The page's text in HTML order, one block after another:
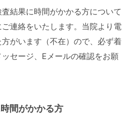
結果に時間がかかる方について
連絡をいたします。当院より電
がいます（不在）ので、必ず着
セージ、Eメールの確認をお願
間がかかる方